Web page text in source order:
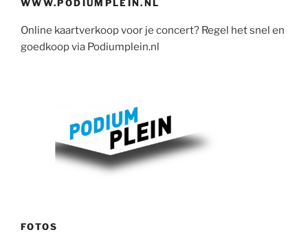
WWW.PODIUMPLEIN.NL
Online kaartverkoop voor je concert? Regel het snel en
goedkoop via Podiumplein.nl
FOTOS